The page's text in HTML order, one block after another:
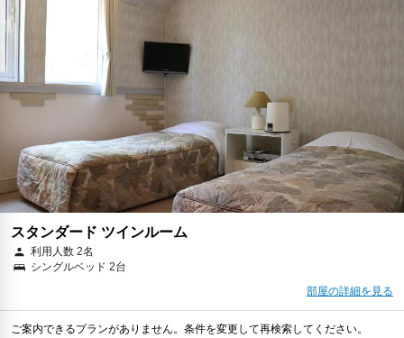
スタンダード ツインルーム
利用人数 2名
シングルベッド 2台
部屋の詳細を見る
ご案内できるプランがありません。条件を変更して再検索してください。